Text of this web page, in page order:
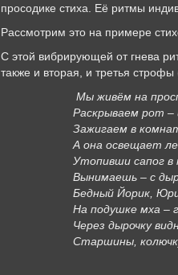
просодике стиха. Её ритмы
Рассмотрим это на примере
С этой вибрирующей от гнева
также и вторая, и третья
Мы живём на
Раскрываем рот –
Зажигаем в
А она освещает
Утопивши сапог в
Вынимаешь – с
Бедный Йорик,
На подушке мха –
Через дырочку
Старшины,